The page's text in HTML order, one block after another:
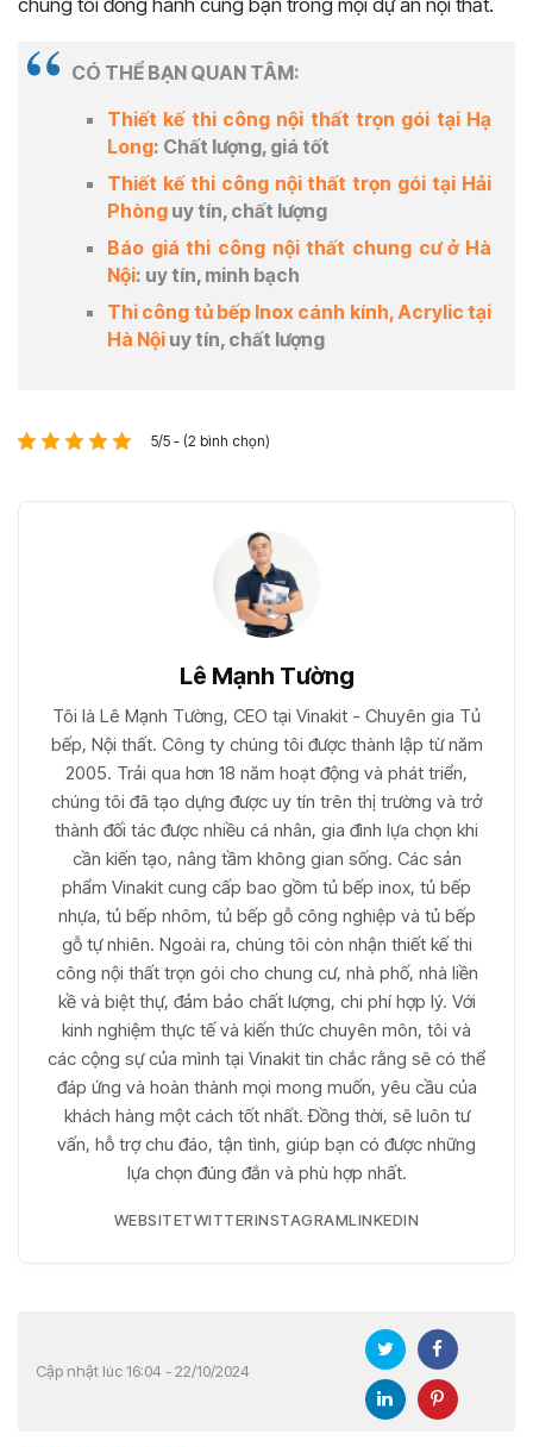
chúng tôi đồng hành cùng bạn trong mọi dự án nội thất.
CÓ THỂ BẠN QUAN TÂM:
Thiết kế thi công nội thất trọn gói tại Hạ
Long: Chất lượng, giá tốt
Thiết kế thi công nội thất trọn gói tại Hải
Phòng uy tín, chất lượng
Báo giá thi công nội thất chung cư ở Hà
Nội: uy tín, minh bạch
Thi công tủ bếp Inox cánh kính, Acrylic tại
Hà Nội uy tín, chất lượng
5/5 - (2 bình chọn)
Lê Mạnh Tường
Tôi là Lê Mạnh Tường, CEO tại Vinakit - Chuyên gia Tủ
bếp, Nội thất. Công ty chúng tôi được thành lập từ năm
2005. Trải qua hơn 18 năm hoạt động và phát triển,
chúng tôi đã tạo dựng được uy tín trên thị trường và trở
thành đối tác được nhiều cá nhân, gia đình lựa chọn khi
cần kiến tạo, nâng tầm không gian sống. Các sản
phẩm Vinakit cung cấp bao gồm tủ bếp inox, tủ bếp
nhựa, tủ bếp nhôm, tủ bếp gỗ công nghiệp và tủ bếp
gỗ tự nhiên. Ngoài ra, chúng tôi còn nhận thiết kế thi
công nội thất trọn gói cho chung cư, nhà phố, nhà liền
kề và biệt thự, đảm bảo chất lượng, chi phí hợp lý. Với
kinh nghiệm thực tế và kiến thức chuyên môn, tôi và
các cộng sự của mình tại Vinakit tin chắc rằng sẽ có thể
đáp ứng và hoàn thành mọi mong muốn, yêu cầu của
khách hàng một cách tốt nhất. Đồng thời, sẽ luôn tư
vấn, hỗ trợ chu đáo, tận tình, giúp bạn có được những
lựa chọn đúng đắn và phù hợp nhất.
WEBSITETWITTERINSTAGRAMLINKEDIN
Cập nhật lúc 16:04 - 22/10/2024